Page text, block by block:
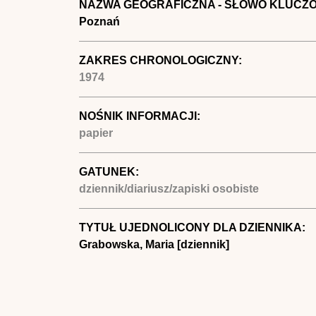
NAZWA GEOGRAFICZNA - SŁOWO
Poznań
ZAKRES CHRONOLOGICZNY:
1974
NOŚNIK INFORMACJI:
papier
GATUNEK:
dziennik/diariusz/zapiski osobiste
TYTUŁ UJEDNOLICONY DLA DZIENNIKA:
Grabowska, Maria [dziennik]